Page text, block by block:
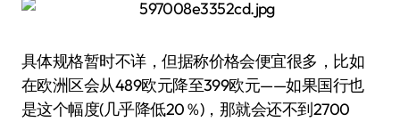
具体规格暂时不详，但据称价格会便宜很多，比如
在欧洲区会从489欧元降至399欧元——如果国行也
是这个幅度(几乎降低20％)，那就会还不到2700